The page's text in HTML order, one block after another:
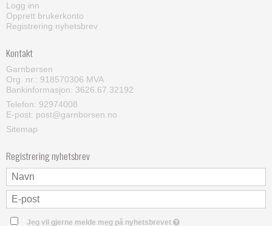
Logg inn
Opprett brukerkonto
Registrering nyhetsbrev
Kontakt
Garnbørsen
Org. nr.: 918570306 MVA
Bankinformasjon: 3626.67.32192
Telefon: 92974008
E-post: post@garnborsen.no
Sitemap
Registrering nyhetsbrev
Jeg vil gjerne melde meg på nyhetsbrevet